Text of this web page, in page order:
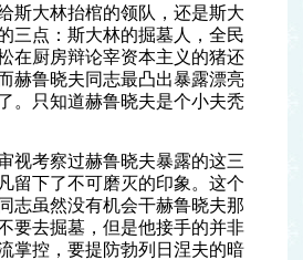
斯大林抬棺的领队，还是斯大
三点：斯大林的掘墓人，全民
在厨房辩论宰资本主义的猪还
赫鲁晓夫同志最凸出暴露漂亮
。只知道赫鲁晓夫是个小夫秃
视考察过赫鲁晓夫暴露的这三
留下了不可磨灭的印象。这个
志虽然没有机会干赫鲁晓夫那
要去掘墓，但是他接手的并非
掌控，要提防勃列日涅夫的暗